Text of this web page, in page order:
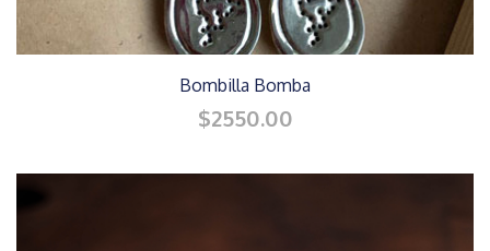
Bombilla Bomba
$2550.00